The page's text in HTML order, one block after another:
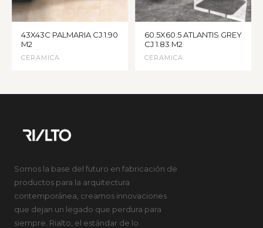
43X43C PALMARIA CJ 1.90
M2
CERAMICA
60.5X60.5 ATLANTIS GREY
CJ 1.83 M2
CERAMICA
Somos la base del futuro en fabricación de
productos para la arquitectura
contemporánea, creamos innovaciones
que dejan un legado que perdura para
siempre. Rialto, el estándar de lo